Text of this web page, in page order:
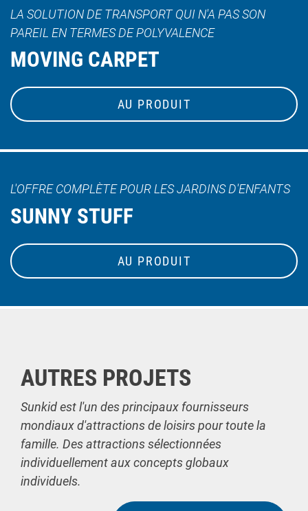
LA SOLUTION DE TRANSPORT QUI N'A PAS SON
PAREIL EN TERMES DE POLYVALENCE
MOVING CARPET
AU PRODUIT
L'OFFRE COMPLÈTE POUR LES JARDINS D'ENFANTS
SUNNY STUFF
AU PRODUIT
AUTRES PROJETS
Sunkid est l'un des principaux fournisseurs
mondiaux d'attractions de loisirs pour toute la
famille. Des attractions sélectionnées
individuellement aux concepts globaux
individuels.